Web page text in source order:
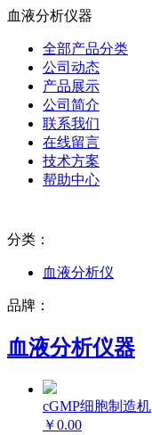
血液分析仪器
全部产品分类
公司动态
产品展示
公司简介
联系我们
在线留言
技术方案
帮助中心
分类：
血液分析仪
品牌：
血液分析仪器
cGMP细胞制造机
￥0.00